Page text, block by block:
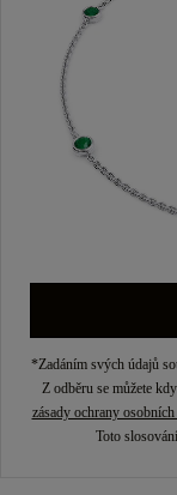
*Zadáním svých údajů
Z odběru se můžete
zásady ochrany osobních
Toto